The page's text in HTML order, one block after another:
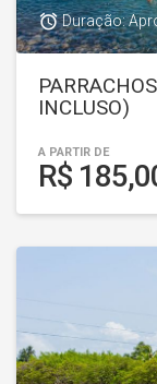
access_alarmDuração:
INCLUSO)
A PARTIR DE
R$